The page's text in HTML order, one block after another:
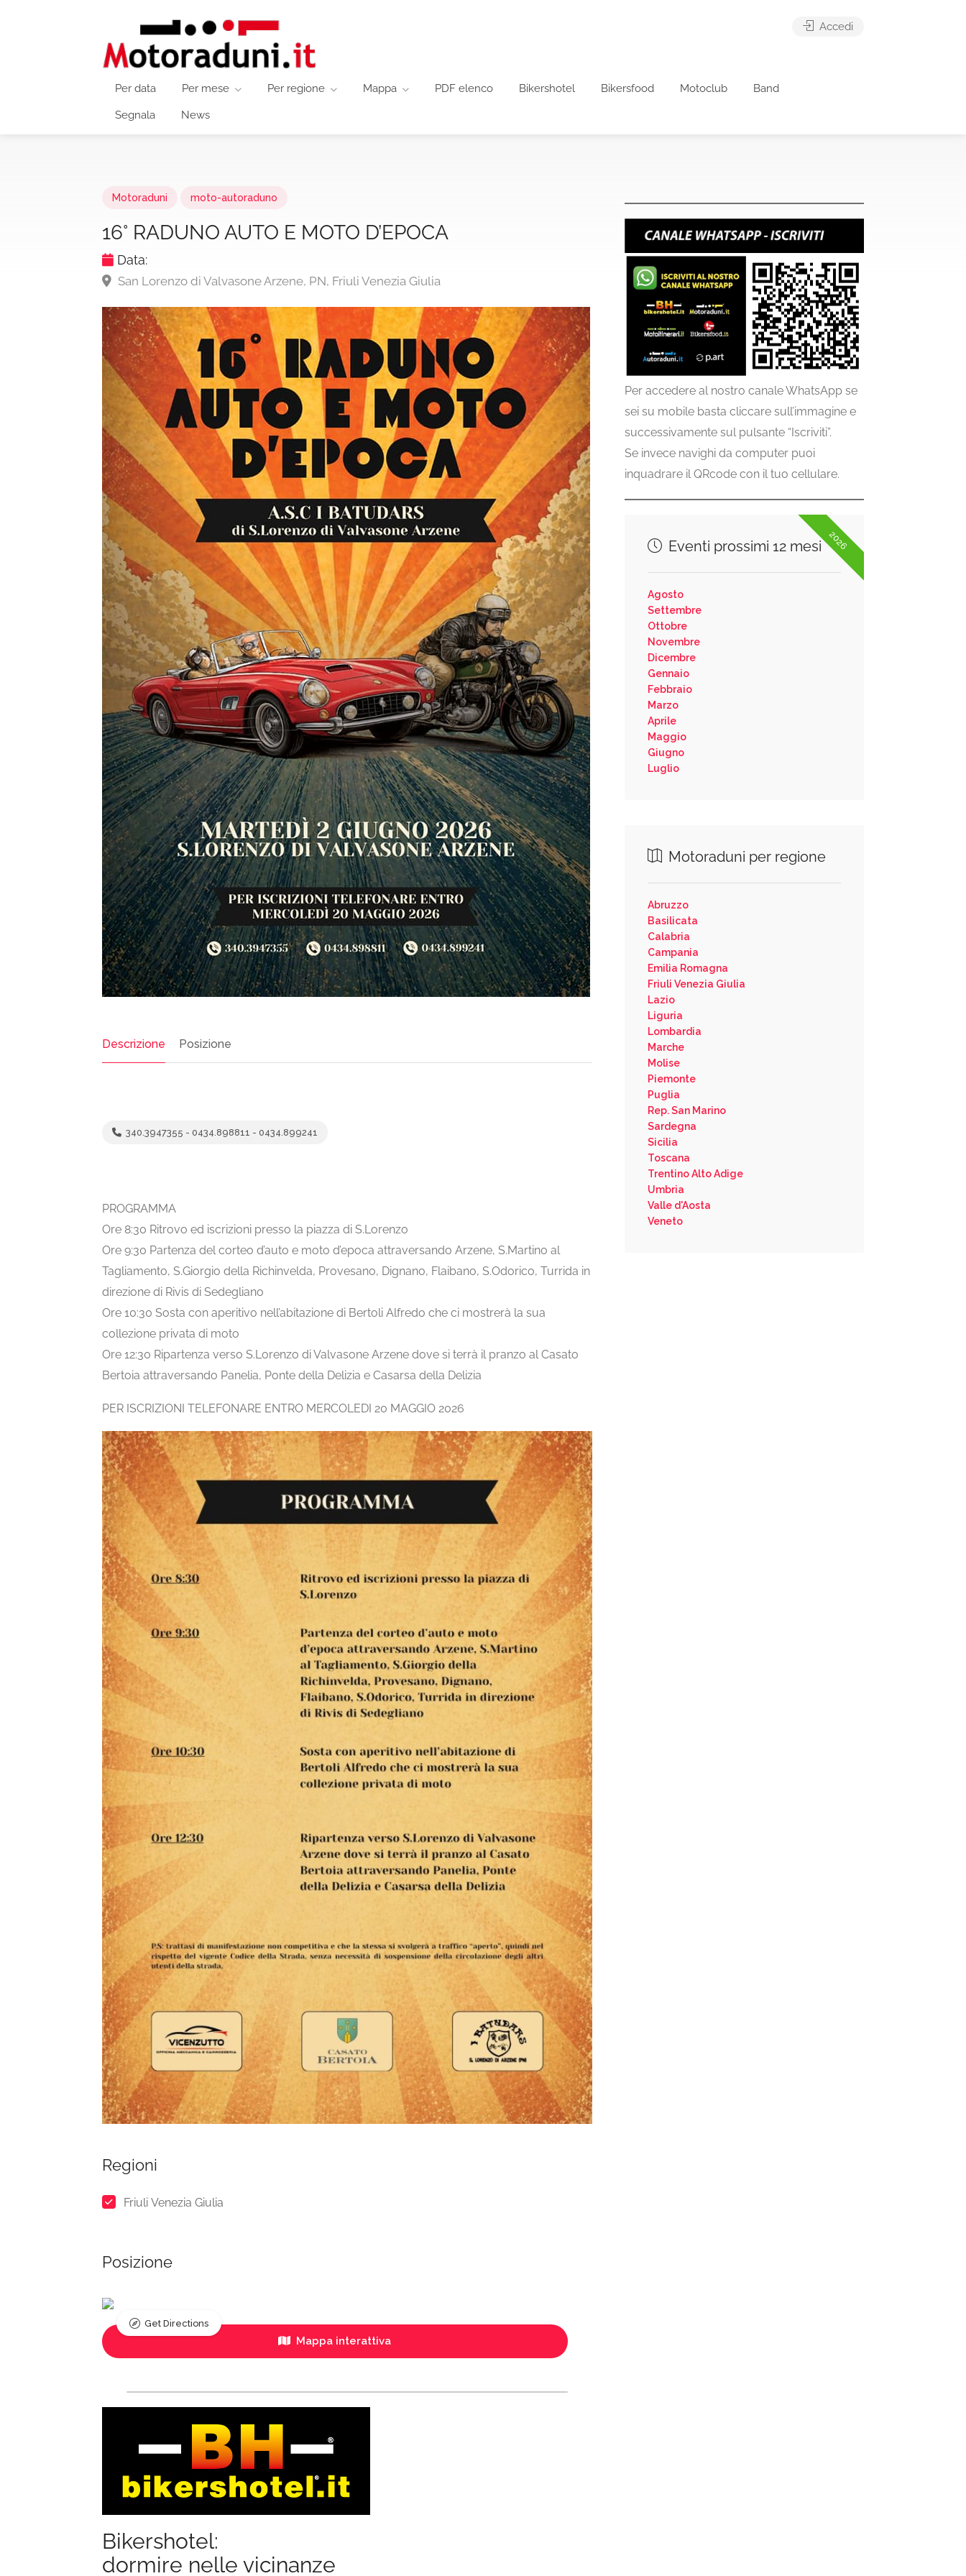
Per data Per mese Per regione Mappa PDF elenco Bikershotel Bikersfood Motoclub Band
Segnala News
Accedi
Motoraduni moto-autoraduno
16° RADUNO AUTO E MOTO D’EPOCA
Data:
San Lorenzo di Valvasone Arzene, PN, Friuli Venezia Giulia
Descrizione Posizione
340.3947355 - 0434.898811 - 0434.899241
PROGRAMMA
Ore 8:30 Ritrovo ed iscrizioni presso la piazza di S.Lorenzo
Ore 9:30 Partenza del corteo d’auto e moto d’epoca attraversando Arzene, S.Martino al
Tagliamento, S.Giorgio della Richinvelda, Provesano, Dignano, Flaibano, S.Odorico, Turrida in
direzione di Rivis di Sedegliano
Ore 10:30 Sosta con aperitivo nell’abitazione di Bertoli Alfredo che ci mostrerà la sua
collezione privata di moto
Ore 12:30 Ripartenza verso S.Lorenzo di Valvasone Arzene dove si terrà il pranzo al Casato
Bertoia attraversando Panelia, Ponte della Delizia e Casarsa della Delizia
PER ISCRIZIONI TELEFONARE ENTRO MERCOLEDI 20 MAGGIO 2026
Regioni
Friuli Venezia Giulia
Posizione
Mappa interattiva
Get Directions
Bikershotel:
dormire nelle vicinanze
Per accedere al nostro canale WhatsApp se
sei su mobile basta cliccare sull’immagine e
successivamente sul pulsante “Iscriviti”.
Se invece navighi da computer puoi
inquadrare il QRcode con il tuo cellulare.
2026
Eventi prossimi 12 mesi
Agosto
Settembre
Ottobre
Novembre
Dicembre
Gennaio
Febbraio
Marzo
Aprile
Maggio
Giugno
Luglio
Motoraduni per regione
Abruzzo
Basilicata
Calabria
Campania
Emilia Romagna
Friuli Venezia Giulia
Lazio
Liguria
Lombardia
Marche
Molise
Piemonte
Puglia
Rep. San Marino
Sardegna
Sicilia
Toscana
Trentino Alto Adige
Umbria
Valle d'Aosta
Veneto